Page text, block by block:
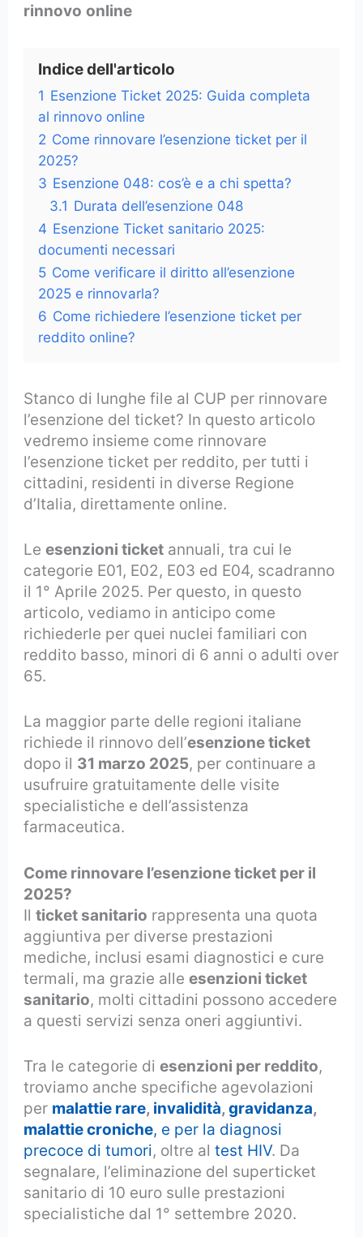
rinnovo online
Indice dell'articolo
1 Esenzione Ticket 2025: Guida completa
al rinnovo online
2 Come rinnovare l’esenzione ticket per il
2025?
3 Esenzione 048: cos’è e a chi spetta?
3.1 Durata dell’esenzione 048
4 Esenzione Ticket sanitario 2025:
documenti necessari
5 Come verificare il diritto all’esenzione
2025 e rinnovarla?
6 Come richiedere l’esenzione ticket per
reddito online?
Stanco di lunghe file al CUP per rinnovare
l’esenzione del ticket? In questo articolo
vedremo insieme come rinnovare
l’esenzione ticket per reddito, per tutti i
cittadini, residenti in diverse Regione
d’Italia, direttamente online.
Leesenzioni ticket annuali, tra cui le
categorie E01, E02, E03 ed E04, scadranno
il 1° Aprile 2025. Per questo, in questo
articolo, vediamo in anticipo come
richiederle per quei nuclei familiari con
reddito basso, minori di 6 anni o adulti over
65.
La maggior parte delle regioni italiane
richiede il rinnovo dell’esenzione ticket
dopo il 31 marzo 2025, per continuare a
usufruire gratuitamente delle visite
specialistiche e dell’assistenza
farmaceutica.
Come rinnovare l’esenzione ticket per il
2025?
Ilticket sanitario rappresenta una quota
aggiuntiva per diverse prestazioni
mediche, inclusi esami diagnostici e cure
termali, ma grazie alleesenzioni ticket
sanitario, molti cittadini possono accedere
a questi servizi senza oneri aggiuntivi.
Tra le categorie diesenzioni per reddito,
troviamo anche specifiche agevolazioni
per malattie rare, invalidità,gravidanza,
malattie croniche, e per la diagnosi
precoce di tumori, oltre altest HIV. Da
segnalare, l’eliminazione del superticket
sanitario di 10 euro sulle prestazioni
specialistiche dal 1° settembre 2020.